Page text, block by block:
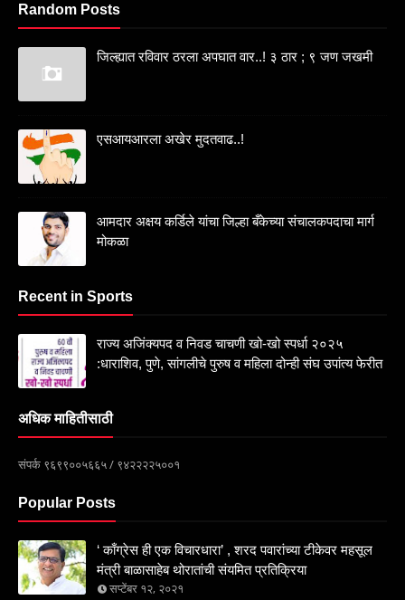
Random Posts
जिल्ह्यात रविवार ठरला अपघात वार..! ३ ठार ; ९ जण जखमी
एसआयआरला अखेर मुदतवाढ..!
आमदार अक्षय कर्डिले यांचा जिल्हा बँकेच्या संचालकपदाचा मार्ग
मोकळा
Recent in Sports
राज्य अजिंक्यपद व निवड चाचणी खो-खो स्पर्धा २०२५
:धाराशिव, पुणे, सांगलीचे पुरुष व महिला दोन्ही संघ उपांत्य फेरीत
अधिक माहितीसाठी
संपर्क ९६९९००५६६५ / ९४२२२२५००१
Popular Posts
‘ काँग्रेस ही एक विचारधारा’ , शरद पवारांच्या टीकेवर महसूल
मंत्री बाळासाहेब थोरातांची संयमित प्रतिक्रिया
सप्टेंबर १२, २०२१